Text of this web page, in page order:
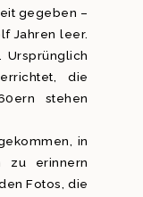
gegeben –
Jahren leer.
Ursprünglich
die
stehen
in
zu erinnern
Fotos, die